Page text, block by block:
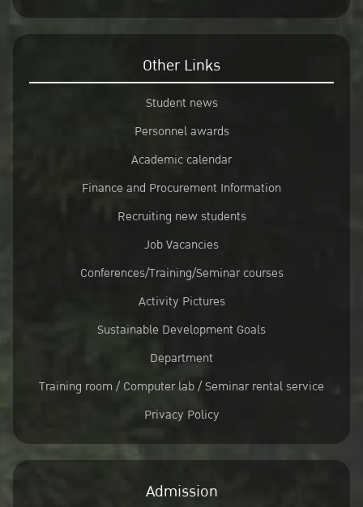
Other Links
Student news
Personnel awards
Academic calendar
Finance and Procurement Information
Recruiting new students
Job Vacancies
Conferences/Training/Seminar courses
Activity Pictures
Sustainable Development Goals
Department
Training room / Computer lab / Seminar rental service
Privacy Policy
Admission